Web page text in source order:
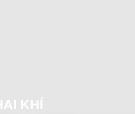
KHÍ